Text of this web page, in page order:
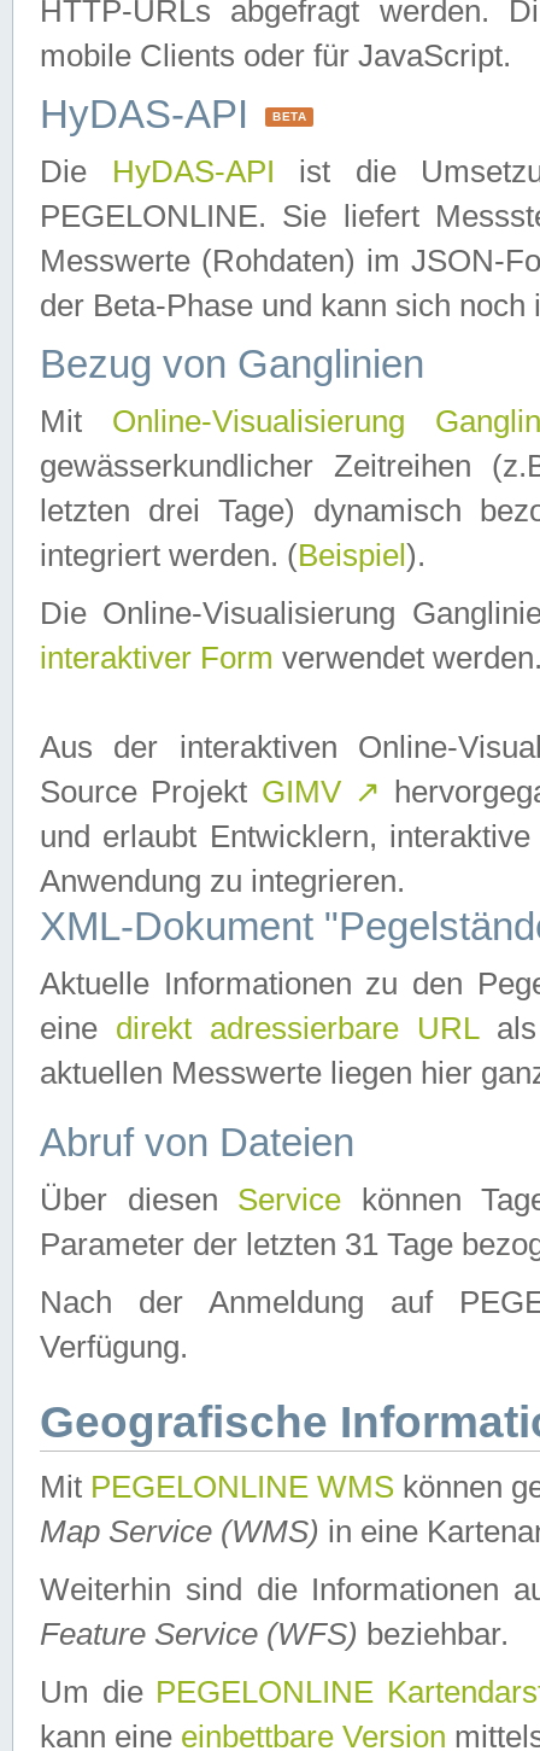
HTTP-URLs abgefragt werden.
mobile Clients oder für JavaScript.
HyDAS-API BETA
Die HyDAS-API ist die
PEGELONLINE. Sie liefert
Messwerte (Rohdaten) im JSON-
der Beta-Phase und kann sich noch
Bezug von Ganglinien
Mit Online-Visualisierung
gewässerkundlicher Zeitreihen
letzten drei Tage) dynamisch
integriert werden. (Beispiel ).
Die Online-Visualisierung
interaktiver Form verwendet
Aus der interaktiven Online-
Source Projekt GIMV ↗
und erlaubt Entwicklern,
Anwendung zu integrieren.
XML-Dokument
Aktuelle Informationen zu den
eine direkt adressierbare URLals
aktuellen Messwerte liegen hier
Abruf von Dateien
Über diesen Service können
Parameter der letzten 31 Tage
Nach der Anmeldung auf
Verfügung.
Geografische
Mit PEGELONLINE WMS können
Map Service (WMS) in eine
Weiterhin sind die Informationen
Feature Service (WFS) beziehbar.
Um die PEGELONLINE
kann eine einbettbare Version